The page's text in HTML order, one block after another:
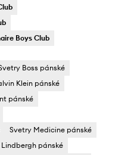
Boys Club
Boss pánské
Klein pánské
pánské
Svetry Medicine pánské
pánské